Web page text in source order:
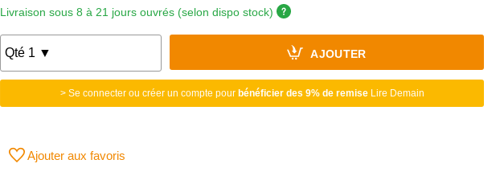
Livraison sous 8 à 21 jours ouvrés (selon dispo stock)
AJOUTER
> Se connecter ou créer un compte pour bénéficier des 9% de remiseLire Demain
Ajouter aux favoris